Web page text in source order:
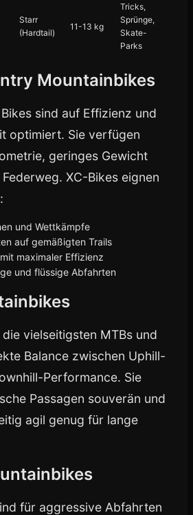
Starr
(Hardtail)
11-13 kg
Tricks,
Sprünge,
Skate-
Parks
Mountainbikes
sind auf Effizienz und
optimiert. Sie verfügen
geringes Gewicht
XC-Bikes eignen
und Wettkämpfe
auf gemäßigten Trails
maximaler Effizienz
und flüssige Abfahrten
vielseitigsten MTBs und
Balance zwischen Uphill-
Performance. Sie
Passagen souverän und
agil genug für lange
für aggressive Abfahrten